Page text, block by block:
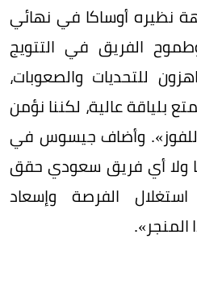
نظيره أوساكا في نهائي
آسيا 2، وطموح الفريق في التتويج
للتحديات والصعوبات،
بلياقة عالية، لكننا نؤمن
للفوز». وأضاف جيسوس في
ولا أي فريق سعودي حقق
الفرصة وإسعاد